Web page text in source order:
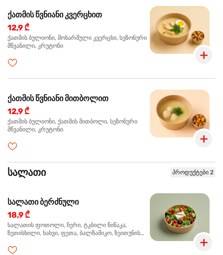
ქათმის წვნიანი კვერცხით
12,9 ₾
ქათმის ბულიონი, მოხარშული კვერცხი, სეზონური
მწვანილი, კრუტონი
ქათმის წვნიანი მითბოლით
12,9 ₾
ქათმის ბულიონი, ქათმის მითბოლი, სეზონური
მწვანილი, კრუტონი
სალათი პროდუქტები 2
სალათი ბერძნული
18,9 ₾
სალათის ფოთოლი, ჩერი, ტკბილი წიწაკა,
ზეთისხილი, ხახვი, ფეთა, ბალზამიკო, ზეითუნის